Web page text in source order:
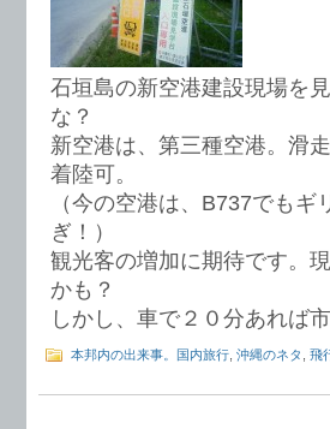
石垣島の新空港建設現場を
な？
新空港は、第三種空港。滑
着陸可。
（今の空港は、B737でも
ぎ！）
観光客の増加に期待です。
かも？
しかし、車で２０分あれば
本邦内の出来事。国内旅行 沖縄のネタ 飛